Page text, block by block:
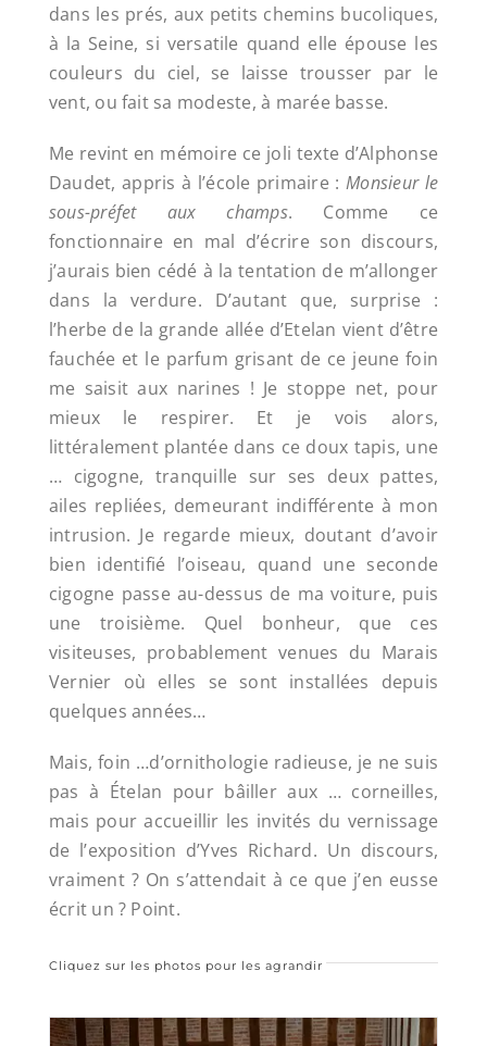
dans les prés, aux petits chemins bucoliques,
à la Seine, si versatile quand elle épouse les
couleurs du ciel, se laisse trousser par le
vent, ou fait sa modeste, à marée basse.
Me revint en mémoire ce joli texte d’Alphonse
Daudet, appris à l’école primaire :Monsieur le
sous-préfet aux champs. Comme ce
fonctionnaire en mal d’écrire son discours,
j’aurais bien cédé à la tentation de m’allonger
dans la verdure. D’autant que, surprise :
l’herbe de la grande allée d’Etelan vient d’être
fauchée et le parfum grisant de ce jeune foin
me saisit aux narines ! Je stoppe net, pour
mieux le respirer. Et je vois alors,
littéralement plantée dans ce doux tapis, une
… cigogne, tranquille sur ses deux pattes,
ailes repliées, demeurant indifférente à mon
intrusion. Je regarde mieux, doutant d’avoir
bien identifié l’oiseau, quand une seconde
cigogne passe au-dessus de ma voiture, puis
une troisième. Quel bonheur, que ces
visiteuses, probablement venues du Marais
Vernier où elles se sont installées depuis
quelques années…
Mais, foin …d’ornithologie radieuse, je ne suis
pas à Ételan pour bâiller aux … corneilles,
mais pour accueillir les invités du vernissage
de l’exposition d’Yves Richard. Un discours,
vraiment ? On s’attendait à ce que j’en eusse
écrit un ? Point.
Cliquez sur les photos pour les agrandir